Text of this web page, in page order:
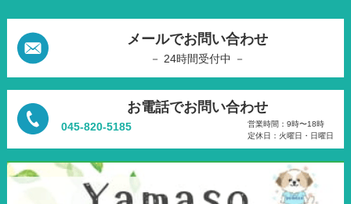
メールでお問い合わせ
－ 24時間受付中 －
お電話でお問い合わせ
045-820-5185
営業時間：9時〜18時
定休日：火曜日・日曜日